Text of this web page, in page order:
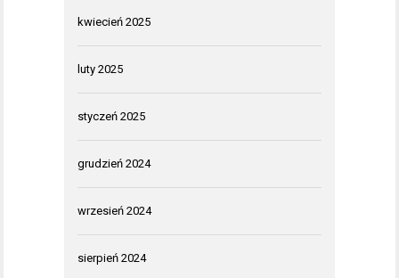
kwiecień 2025
luty 2025
styczeń 2025
grudzień 2024
wrzesień 2024
sierpień 2024